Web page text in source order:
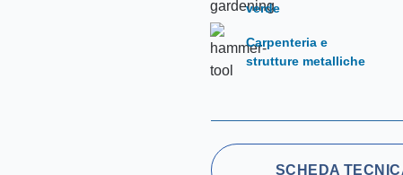
verde
Carpenteria e
strutture metalliche
SCHEDA